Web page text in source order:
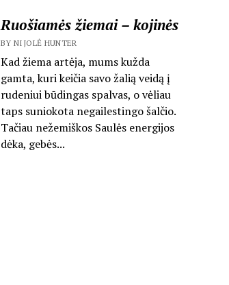
Ruošiamės žiemai – kojinės
BY NIJOLĖ HUNTER
Kad žiema artėja, mums kužda
gamta, kuri keičia savo žalią veidą į
rudeniui būdingas spalvas, o vėliau
taps suniokota negailestingo šalčio.
Tačiau nežemiškos Saulės energijos
dėka, gebės...